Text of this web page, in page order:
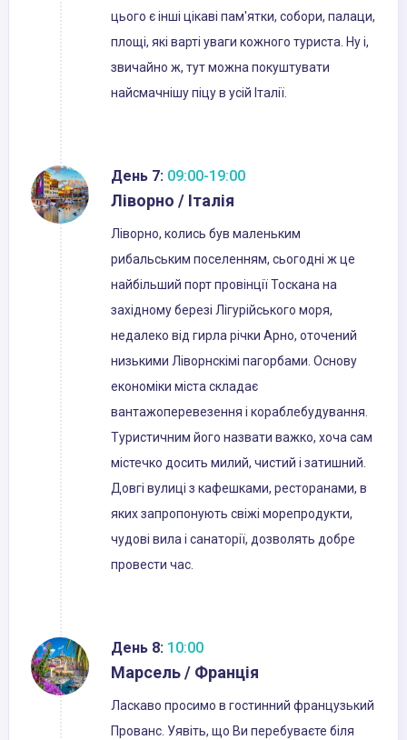
цього є інші цікаві пам'ятки, собори, палаци,
площі, які варті уваги кожного туриста. Ну і,
звичайно ж, тут можна покуштувати
найсмачнішу піцу в усій Італії.
День 7: 09:00-19:00
Ліворно / Італія
Ліворно, колись був маленьким
рибальським поселенням, сьогодні ж це
найбільший порт провінції Тоскана на
західному березі Лігурійського моря,
недалеко від гирла річки Арно, оточений
низькими Ліворнскімі пагорбами. Основу
економіки міста складає
вантажоперевезення і кораблебудування.
Туристичним його назвати важко, хоча сам
містечко досить милий, чистий і затишний.
Довгі вулиці з кафешками, ресторанами, в
яких запропонують свіжі морепродукти,
чудові вила і санаторії, дозволять добре
провести час.
День 8: 10:00
Марсель / Франція
Ласкаво просимо в гостинний французький
Прованс. Уявіть, що Ви перебуваєте біля